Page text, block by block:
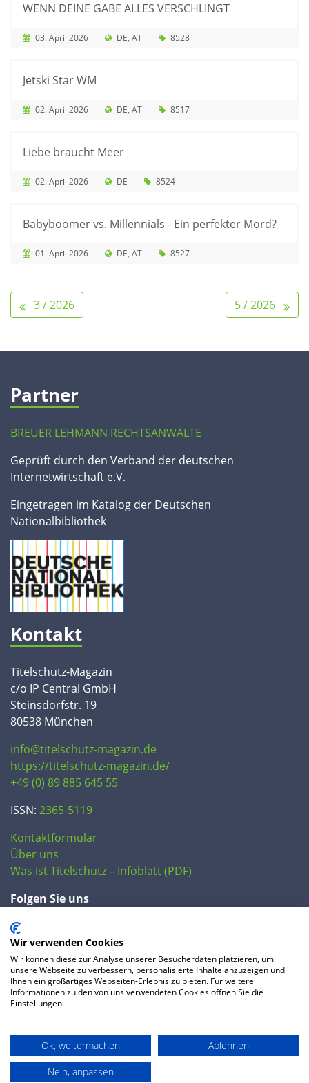
WENN DEINE GABE ALLES VERSCHLINGT
03. April 2026 DE AT 8528
Jetski Star WM
02. April 2026 DE AT 8517
Liebe braucht Meer
02. April 2026 DE 8524
Babyboomer vs. Millennials - Ein perfekter Mord?
01. April 2026 DE AT 8527
3 / 2026 5 / 2026
Partner
BREUER LEHMANN RECHTSANWÄLTE
Geprüft durch den Verband der deutschen
Internetwirtschaft e.V.
Eingetragen im Katalog der Deutschen
Nationalbibliothek
Kontakt
Titelschutz-Magazin
c/o IP Central GmbH
Steinsdorfstr. 19
80538 München
info@titelschutz-magazin.de
https://titelschutz-magazin.de/
+49 (0) 89 885 645 55
ISSN: 2365-5119
Kontaktformular
Über uns
Was ist Titelschutz – Infoblatt (PDF)
Folgen Sie uns
FAQ
Datenschutzerklärung AGB
Preise
Impressum
Wir verwenden Cookies
Wir können diese zur Analyse unserer Besucherdaten platzieren, um
unsere Webseite zu verbessern, personalisierte Inhalte anzuzeigen und
Ihnen ein großartiges Webseiten-Erlebnis zu bieten. Für weitere
Informationen zu den von uns verwendeten Cookies öffnen Sie die
Einstellungen.
Ok, weitermachen
Ablehnen
Nein, anpassen